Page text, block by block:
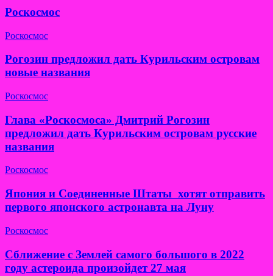
Роскосмос
Роскосмос
Рогозин предложил дать Курильским островам
новые названия
Роскосмос
Глава «Роскосмоса» Дмитрий Рогозин
предложил дать Курильским островам русские
названия
Роскосмос
Япония и Соединенные Штаты хотят отправить
первого японского астронавта на Луну
Роскосмос
Сближение с Землей самого большого в 2022
году астероида произойдет 27 мая